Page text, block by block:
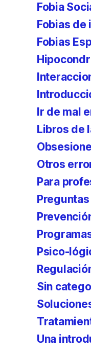
Fobia
Fobias de
Fobias
Ir de mal
Libros de
Otros
Para
Psico-
Sin
Una